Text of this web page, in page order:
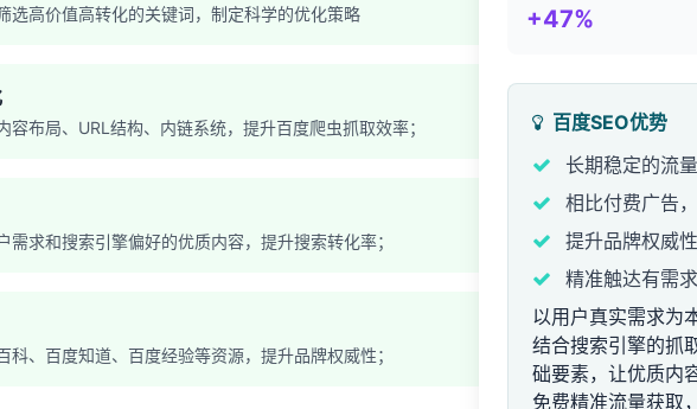
选高价值高转化的关键词，制定科学的优化策略
布局、URL结构、内链系统，提升百度爬虫抓取效率；
求和搜索引擎偏好的优质内容，提升搜索转化率；
、百度知道、百度经验等资源，提升品牌权威性；
+47%
百度SEO优势
长期稳定的流
相比付费广告
提升品牌权威
精准触达有需
以用户真实需求为
结合搜索引擎的抓
础要素，让优质内
免费精准流量获取